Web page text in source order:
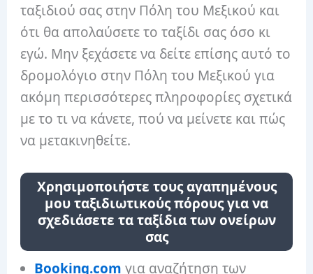
ταξιδιού σας στην Πόλη του Μεξικού και
ότι θα απολαύσετε το ταξίδι σας όσο κι
εγώ. Μην ξεχάσετε να δείτε επίσης αυτό το
δρομολόγιο στην Πόλη του Μεξικού για
ακόμη περισσότερες πληροφορίες σχετικά
με το τι να κάνετε, πού να μείνετε και πώς
να μετακινηθείτε.
Χρησιμοποιήστε τους αγαπημένους
μου ταξιδιωτικούς πόρους για να
σχεδιάσετε τα ταξίδια των ονείρων
σας
Booking.com για αναζήτηση των